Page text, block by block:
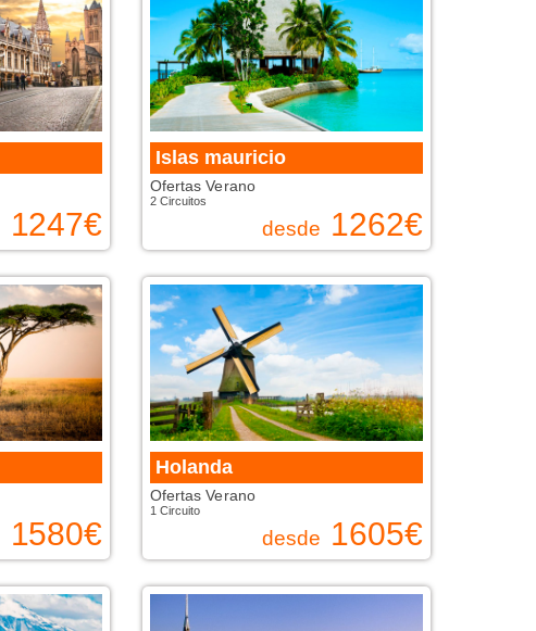
1247€
Islas mauricio
Ofertas Verano
2 Circuitos
desde 1262€
1580€
Holanda
Ofertas Verano
1 Circuito
desde 1605€